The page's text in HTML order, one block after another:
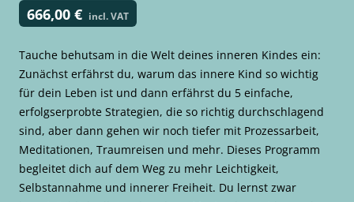
666,00 € incl. VAT
Tauche behutsam in die Welt deines inneren Kindes ein:
Zunächst erfährst du, warum das innere Kind so wichtig
für dein Leben ist und dann erfährst du 5 einfache,
erfolgserprobte Strategien, die so richtig durchschlagend
sind, aber dann gehen wir noch tiefer mit Prozessarbeit,
Meditationen, Traumreisen und mehr. Dieses Programm
begleitet dich auf dem Weg zu mehr Leichtigkeit,
Selbstannahme und innerer Freiheit. Du lernst zwar